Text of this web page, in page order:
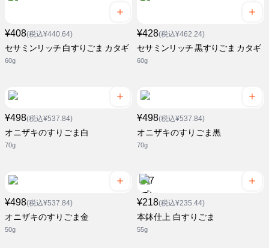
¥408(税込¥440.64)
セサミンリッチ 白すりごま カタギ
60g
¥428(税込¥462.24)
セサミンリッチ 黒すりごま カタギ
60g
¥498(税込¥537.84)
オニザキのすりごま白
70g
¥498(税込¥537.84)
オニザキのすりごま黒
70g
¥498(税込¥537.84)
オニザキのすりごま金
50g
¥218(税込¥235.44)
本鉢仕上 白すりごま
55g